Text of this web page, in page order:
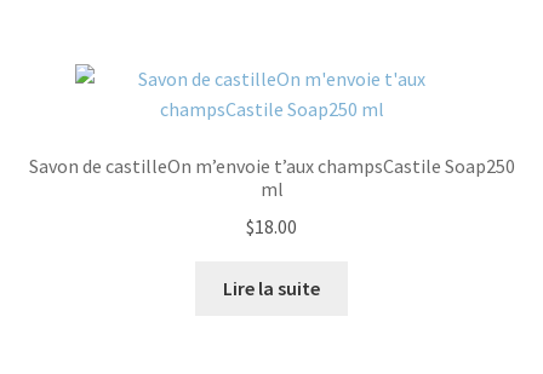
Savon de castilleOn m’envoie t’aux champsCastile Soap250
ml
$18.00
Lire la suite